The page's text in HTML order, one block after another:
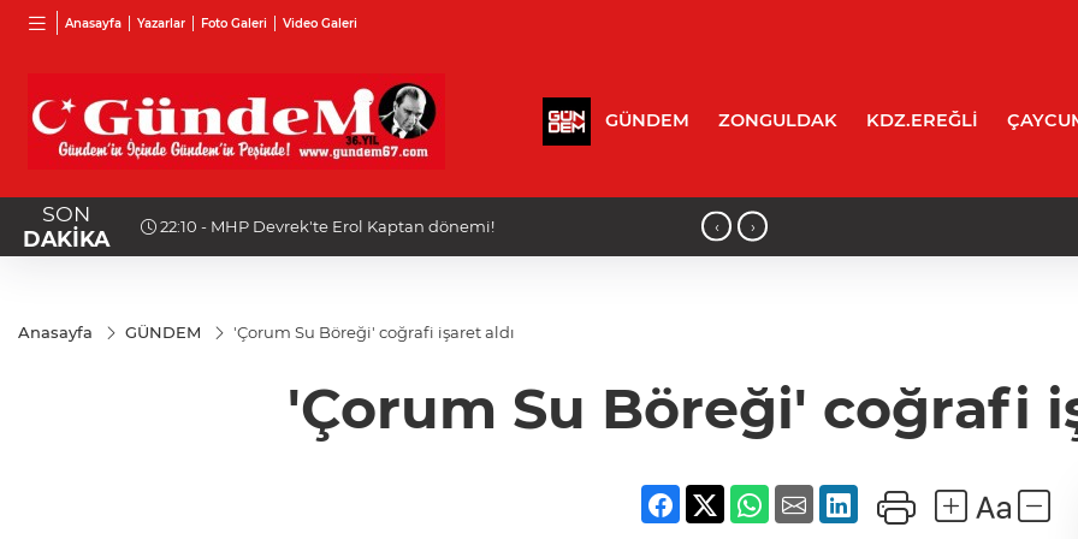
Anasayfa Yazarlar Foto Galeri Video Galeri
GÜNDEM ZONGULDAK KDZ.EREĞLİ
SON
DAKİKA
22:10 - MHP Devrek'te Erol Kaptan dönemi! 21:55 - Feci kazada otomobil kağıt
‹ ›
Anasayfa GÜNDEM 'Çorum Su Böreği' coğrafi işaret aldı
'Çorum Su Böreği' coğrafi